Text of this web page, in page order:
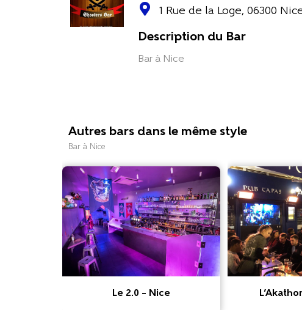
1 Rue de la Loge, 06300
Description du Bar
Bar à Nice
Autres bars dans le même style
Bar à Nice
Le 2.0 – Nice